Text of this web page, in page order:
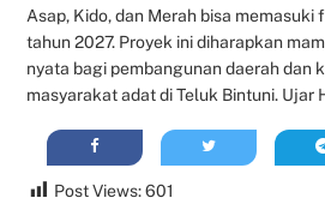
Asap, Kido, dan Merah bisa memasuki
tahun 2027. Proyek ini diharapkan
nyata bagi pembangunan daerah dan
masyarakat adat di Teluk Bintuni. Ujar
Post Views: 601